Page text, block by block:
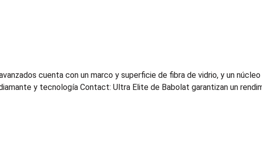
cuenta con un marco y superficie de fibra de vidrio, y un
y tecnología Contact: Ultra Elite de Babolat garantizan un